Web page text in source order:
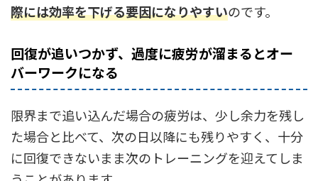
際には効率を下げる要因になりやすいのです。
回復が追いつかず、過度に疲労が溜まるとオー
バーワークになる
限界まで追い込んだ場合の疲労は、少し余力を残し
た場合と比べて、次の日以降にも残りやすく、十分
に回復できないまま次のトレーニングを迎えてしま